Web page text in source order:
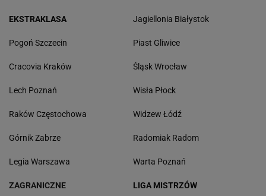
EKSTRAKLASA
Pogoń Szczecin
Cracovia Kraków
Lech Poznań
Raków Częstochowa
Górnik Zabrze
Legia Warszawa
Jagiellonia Białystok
Piast Gliwice
Śląsk Wrocław
Wisła Płock
Widzew Łódź
Radomiak Radom
Warta Poznań
ZAGRANICZNE LIGA MISTRZÓW